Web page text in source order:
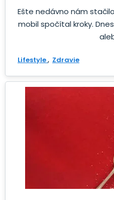
Ešte nedávno nám
mobil spočítal kroky.
Lifestyle Zdravie